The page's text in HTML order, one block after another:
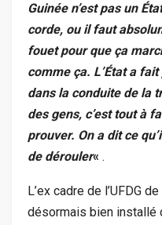
Guinée n’est pas un
corde, ou il faut
fouet pour que ça
comme ça. L’État a
dans la conduite de la
des gens, c’est tout à
prouver. On a dit ce
de dérouler« .
L’ex cadre de l’UFDG
désormais bien installé